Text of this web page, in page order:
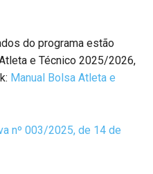
do programa estão
e Técnico 2025/2026,
Manual Bolsa Atleta e
nº 003/2025, de 14 de